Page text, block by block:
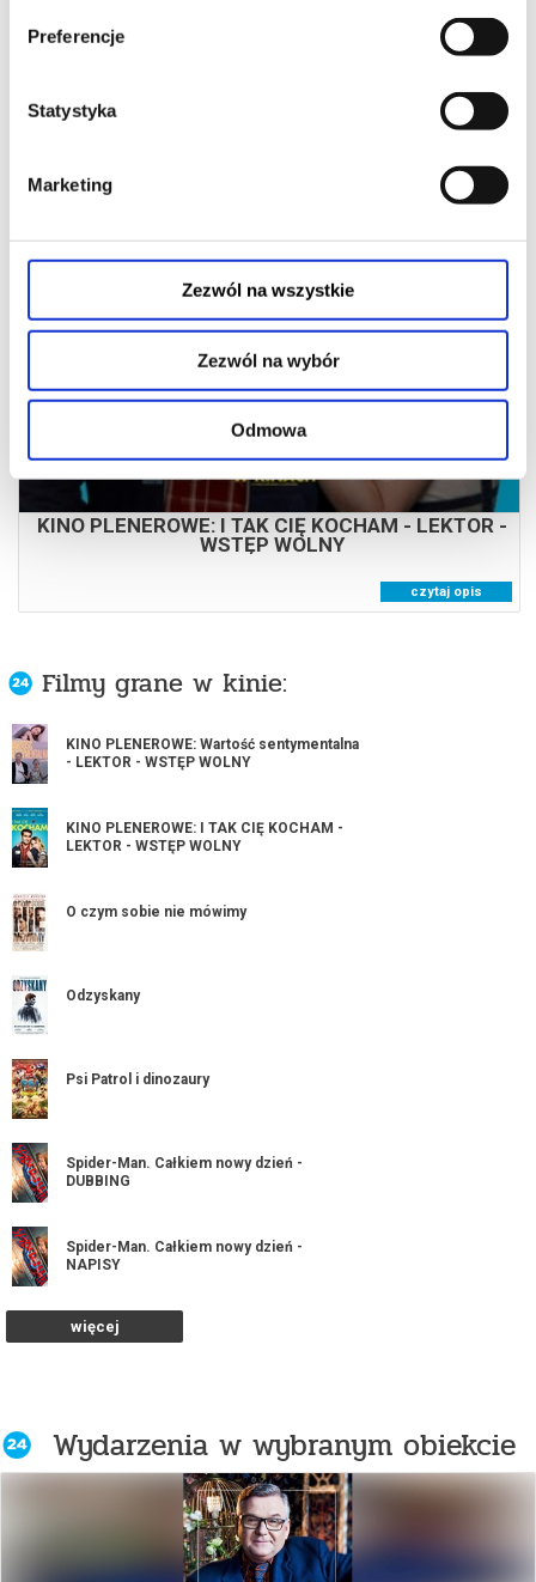
Preferencje
Statystyka
Marketing
Zezwól na wszystkie
Zezwól na wybór
Odmowa
KINO PLENEROWE: I TAK CIĘ KOCHAM - LEKTOR -
WSTĘP WOLNY
KINO PLENEROWE: I TAK CIĘ KOCHAM - LEKTOR -
czytaj opis
Filmy grane w kinie:
KINO PLENEROWE: Wartość sentymentalna
- LEKTOR - WSTĘP WOLNY
KINO PLENEROWE: I TAK CIĘ KOCHAM -
LEKTOR - WSTĘP WOLNY
O czym sobie nie mówimy
Odzyskany
Psi Patrol i dinozaury
Spider-Man. Całkiem nowy dzień -
DUBBING
Spider-Man. Całkiem nowy dzień -
NAPISY
Tylko jedna noc
więcej
Wydarzenia w wybranym obiekcie